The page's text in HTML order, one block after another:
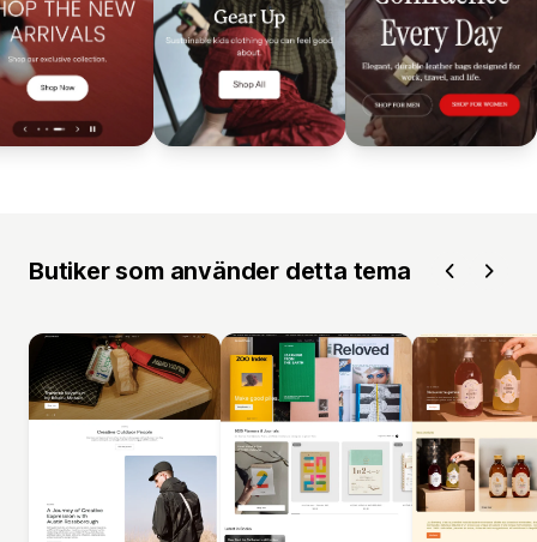
Butiker som använder detta tema